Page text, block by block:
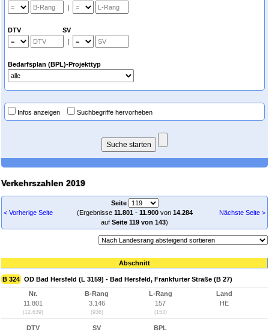
|
DTV SV
|
Bedarfsplan (BPL)-Projekttyp
Infos anzeigen Suchbegriffe hervorheben
Verkehrszahlen 2019
< Vorherige Seite
Seite
(Ergebnisse 11.801- 11.900von 14.284
auf Seite 119 von 143)
Nächste Seite >
Abschnitt
B 324 OD Bad Hersfeld (L 3159) - Bad Hersfeld, Frankfurter Straße (B 27)
Nr.
11.801
(12.639)
B-Rang
3.146
(936)
L-Rang
157
(153)
Land
HE
DTV
SV
BPL